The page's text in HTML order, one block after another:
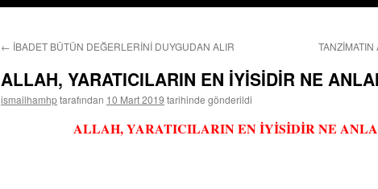
← İBADET BÜTÜN DEĞERLERİNİ DUYGUDAN ALIR
ALLAH, YARATICILARIN EN İYİSİDİR NE
ismailhamhptarafından 10 Mart 2019 tarihinde gönderildi
ALLAH, YARATICILARIN EN İYİSİDİR NE